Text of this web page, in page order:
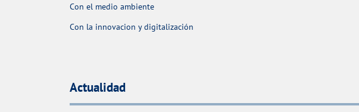
Con el medio ambiente
Con la innovacion y digitalización
Actualidad